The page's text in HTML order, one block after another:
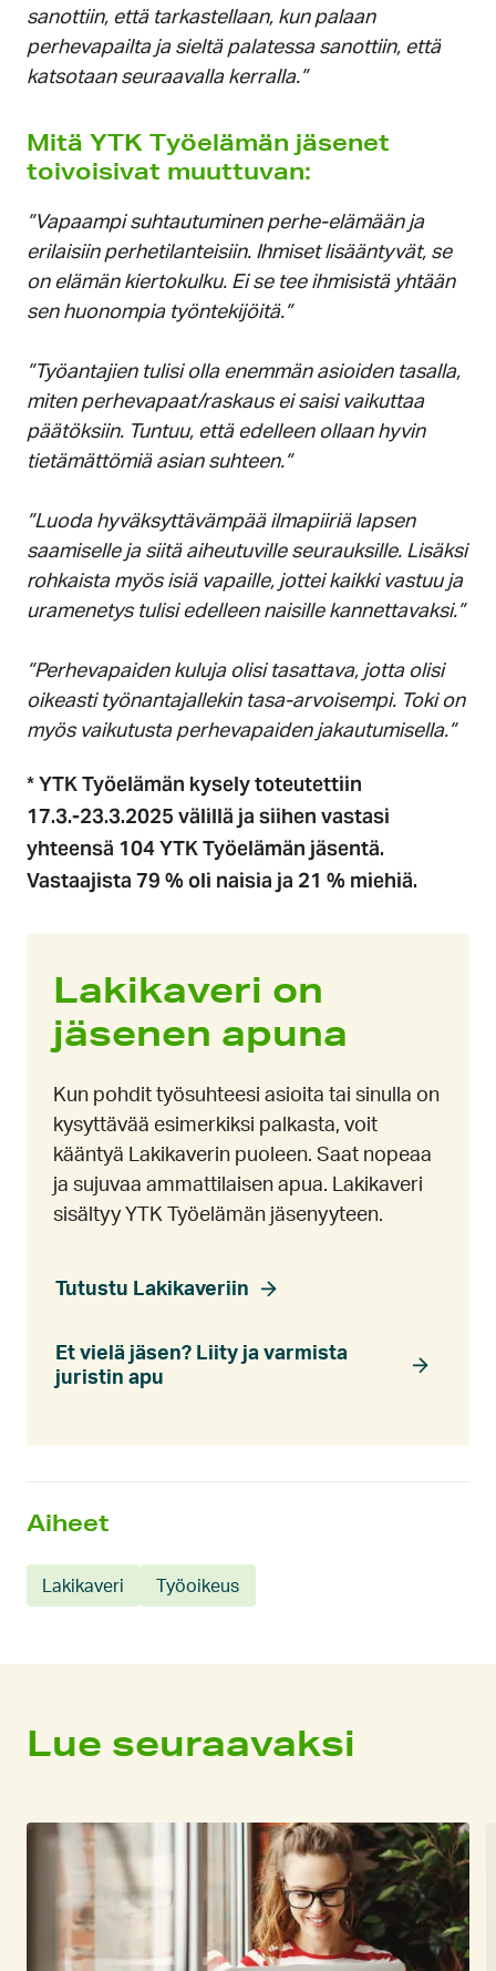
Aiheet
Lakikaveri Työoikeus
sanottiin, että tarkastellaan, kun palaan
perhevapailta ja sieltä palatessa sanottiin, että
katsotaan seuraavalla kerralla.”
Mitä YTK Työelämän jäsenet
toivoi­sivat muuttuvan:
”Vapaampi suhtautuminen perhe-elämään ja
erilaisiin perhetilanteisiin. Ihmiset lisääntyvät, se
on elämän kiertokulku. Ei se tee ihmisistä yhtään
sen huonompia työntekijöitä.”
”Työantajien tulisi olla enemmän asioiden tasalla,
miten perhevapaat/raskaus ei saisi vaikuttaa
päätöksiin. Tuntuu, että edelleen ollaan hyvin
tietämättömiä asian suhteen.”
”Luoda hyväksyttävämpää ilmapiiriä lapsen
saamiselle ja siitä aiheutuville seurauksille. Lisäksi
rohkaista myös isiä vapaille, jottei kaikki vastuu ja
uramenetys tulisi edelleen naisille kannettavaksi.”
”Perhevapaiden kuluja olisi tasattava, jotta olisi
oikeasti työnantajallekin tasa-arvoisempi. Toki on
myös vaikutusta perhevapaiden jakautumisella.”
* YTK Työelämän kysely toteutettiin
17.3.-23.3.2025 välillä ja siihen vastasi
yhteensä 104 YTK Työelämän jäsentä.
Vastaajista 79 % oli naisia ja 21 % miehiä.
Lakikaveri on
jäsenen apuna
Kun pohdit työsuhteesi asioita tai sinulla on
kysyttävää esimerkiksi palkasta, voit
kääntyä Lakikaverin puoleen. Saat nopeaa
ja sujuvaa ammattilaisen apua. Lakikaveri
sisältyy YTK Työelämän jäsenyyteen.
Tutustu Lakikaveriin
Et vielä jäsen? Liity ja varmista
juristin apu
Lue seuraavaksi